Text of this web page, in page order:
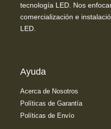
tecnología LED. Nos
comercialización e
LED.
Ayuda
Acerca de Nosotros
Políticas de Garantía
Políticas de Envío